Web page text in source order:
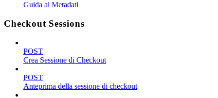
Guida ai Metadati
Checkout Sessions
POST
Crea Sessione di Checkout
POST
Anteprima della sessione di checkout